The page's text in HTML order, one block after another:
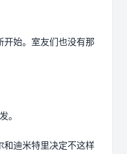
开始。室友们也没有那
。
和迪米特里决定不这样